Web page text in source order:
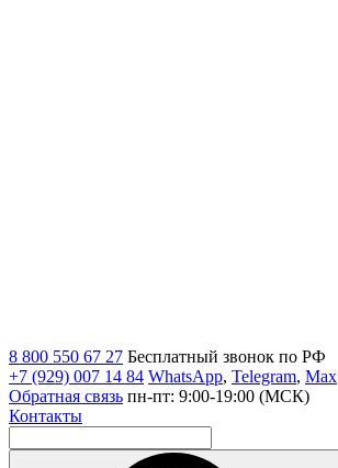
8 800 550 67 27 Бесплатный звонок по РФ
+7 (929) 007 14 84 WhatsApp, Telegram, Max
Обратная связь пн-пт: 9:00-19:00 (МСК)
Контакты